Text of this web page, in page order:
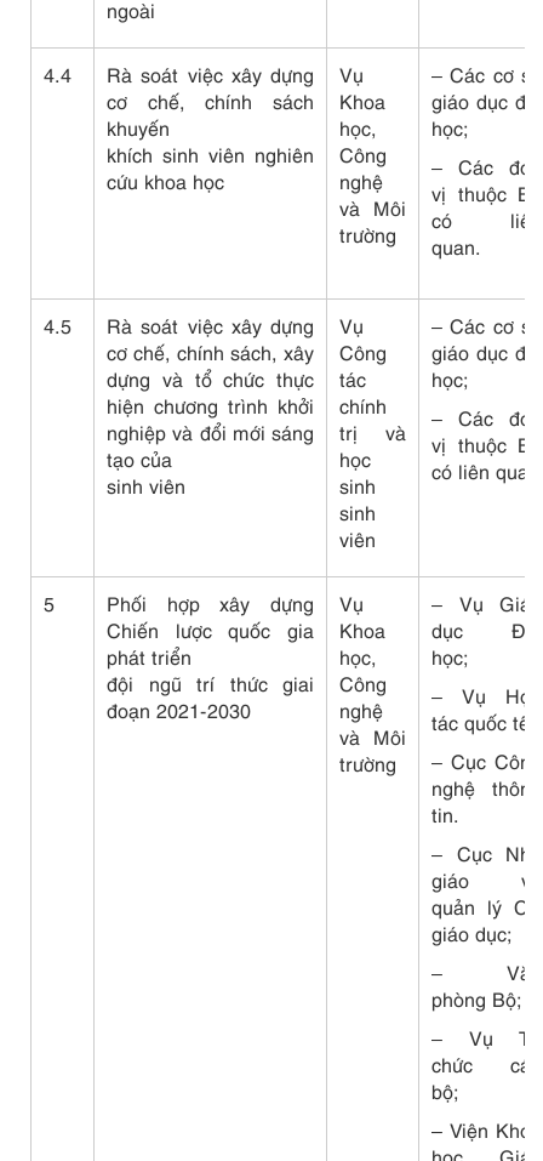
ngoài
4.4
Rà soát việc xây dựng
cơ chế, chính sách
khuyến
khích sinh viên nghiên
cứu khoa học
Vụ
Khoa
học,
Công
nghệ
và Môi
trường
– Các cơ sở
giáo dục đại
học;
– Các đơn
vị thuộc Bộ
có liên
quan.
4.5
Rà soát việc xây dựng
cơ chế, chính sách, xây
dựng và tổ chức thực
hiện chương trình khởi
nghiệp và đổi mới sáng
tạo của
sinh viên
Vụ
Công
tác
chính
trị và
học
sinh
sinh
viên
– Các cơ sở
giáo dục đại
học;
– Các đơn
vị thuộc Bộ
có liên quan
5
Phối hợp xây dựng
Chiến lược quốc gia
phát triển
đội ngũ trí thức giai
đoạn 2021-2030
Vụ
Khoa
học,
Công
nghệ
và Môi
trường
– Vụ Giáo
dục Đại
học;
– Vụ Hợp
tác quốc tế;
– Cục Công
nghệ thông
tin.
– Cục Nhà
giáo và
quản lý CB
giáo dục;
– Văn
phòng Bộ;
– Vụ Tổ
chức cán
bộ;
– Viện Khoa